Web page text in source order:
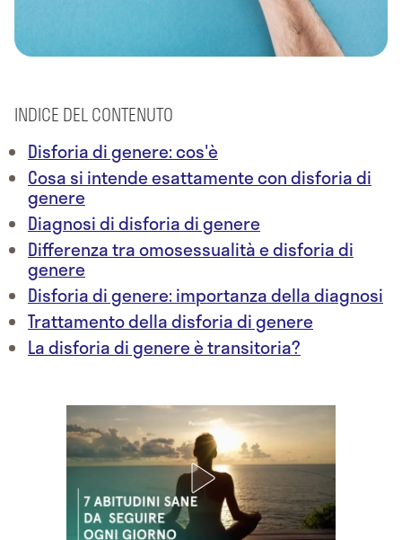
INDICE DEL CONTENUTO
Disforia di genere: cos'è
Cosa si intende esattamente con disforia di
genere
Diagnosi di disforia di genere
Differenza tra omosessualità e disforia di
genere
Disforia di genere: importanza della diagnosi
Trattamento della disforia di genere
La disforia di genere è transitoria?